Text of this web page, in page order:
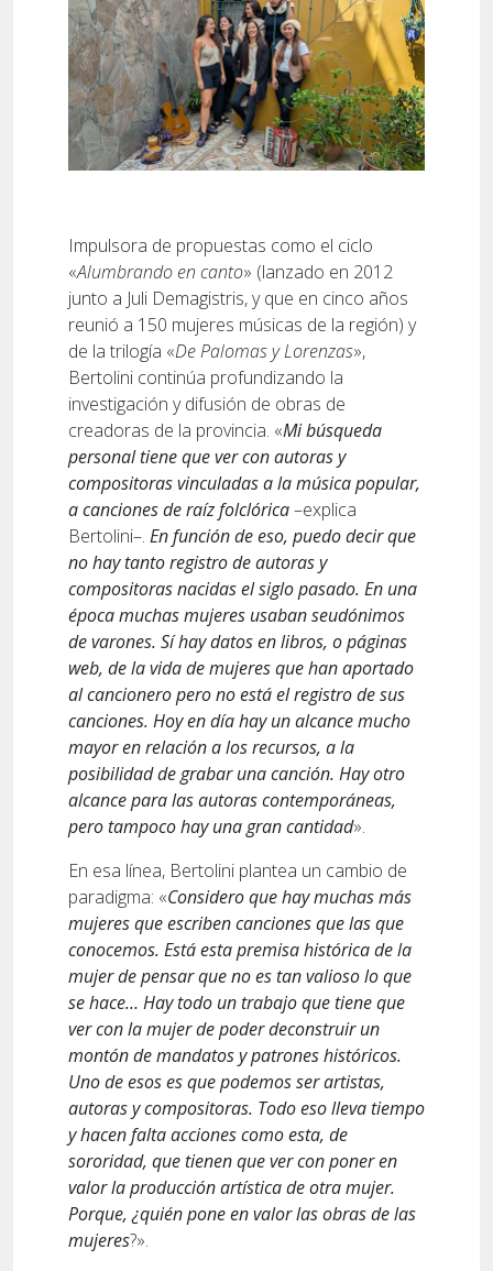
Impulsora de propuestas como el ciclo
«Alumbrando en canto» (lanzado en 2012
junto a Juli Demagistris, y que en cinco años
reunió a 150 mujeres músicas de la región) y
de la trilogía «De Palomas y Lorenzas»,
Bertolini continúa profundizando la
investigación y difusión de obras de
creadoras de la provincia. «Mi búsqueda
personal tiene que ver con autoras y
compositoras vinculadas a la música popular,
a canciones de raíz folclórica–explica
Bertolini–. En función de eso, puedo decir que
no hay tanto registro de autoras y
compositoras nacidas el siglo pasado. En una
época muchas mujeres usaban seudónimos
de varones. Sí hay datos en libros, o páginas
web, de la vida de mujeres que han aportado
al cancionero pero no está el registro de sus
canciones. Hoy en día hay un alcance mucho
mayor en relación a los recursos, a la
posibilidad de grabar una canción. Hay otro
alcance para las autoras contemporáneas,
pero tampoco hay una gran cantidad».
En esa línea, Bertolini plantea un cambio de
paradigma: «Considero que hay muchas más
mujeres que escriben canciones que las que
conocemos. Está esta premisa histórica de la
mujer de pensar que no es tan valioso lo que
se hace… Hay todo un trabajo que tiene que
ver con la mujer de poder deconstruir un
montón de mandatos y patrones históricos.
Uno de esos es que podemos ser artistas,
autoras y compositoras. Todo eso lleva tiempo
y hacen falta acciones como esta, de
sororidad, que tienen que ver con poner en
valor la producción artística de otra mujer.
Porque, ¿quién pone en valor las obras de las
mujeres?».